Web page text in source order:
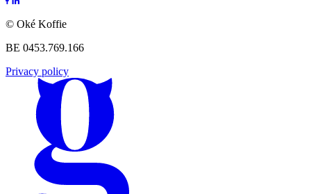
© Oké Koffie
BE 0453.769.166
Privacy policy